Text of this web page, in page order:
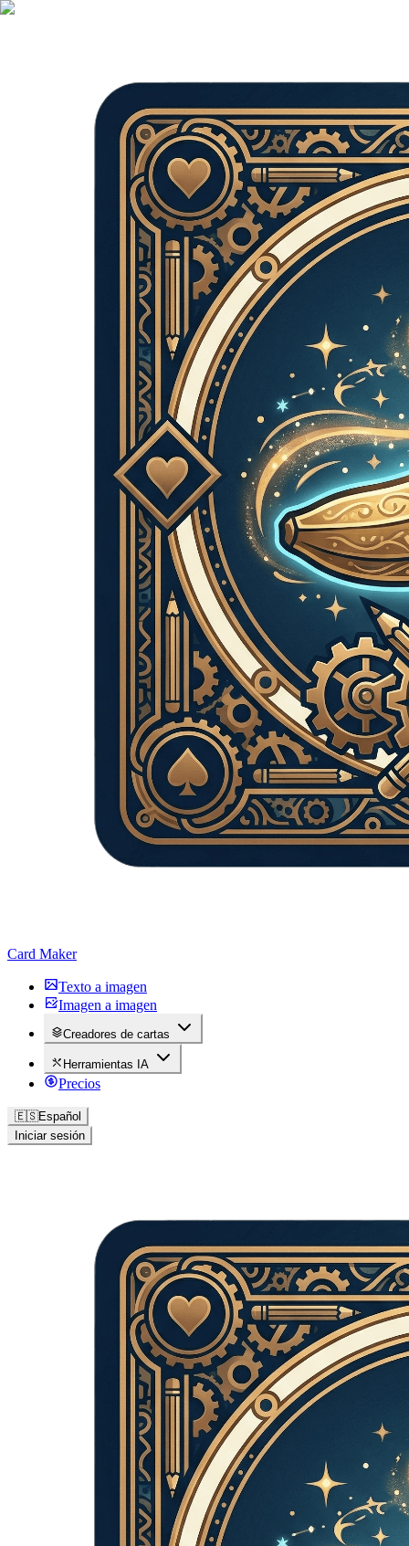
Card Maker
Texto a imagen
Imagen a imagen
Creadores de cartas
Herramientas IA
Precios
🇪🇸Español
Iniciar sesión